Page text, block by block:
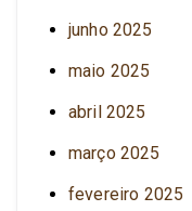
junho 2025
maio 2025
abril 2025
março 2025
fevereiro 2025